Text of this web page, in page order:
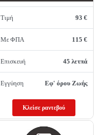
Τιμή 93 €
Με ΦΠΑ 115 €
Επισκευή 45 λετπά
Εγγύηση Εφ' όρου Ζωής
Κλείσε ραντεβού